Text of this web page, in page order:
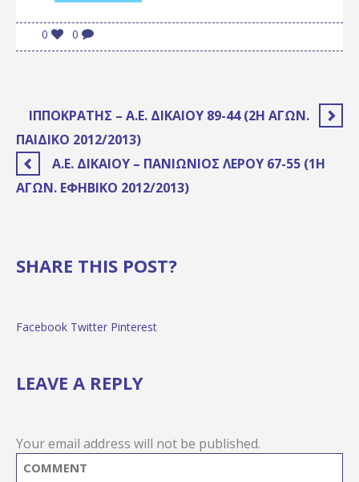
0
0
ΙΠΠΟΚΡΆΤΗΣ – Α.Ε. ΔΙΚΑΊΟΥ 89-44 (2Η ΑΓΩΝ.
ΠΑΙΔΙΚΌ 2012/2013)
Α.Ε. ΔΙΚΑΊΟΥ – ΠΑΝΙΏΝΙΟΣ ΛΈΡΟΥ 67-55 (1Η
ΑΓΩΝ. ΕΦΗΒΙΚΌ 2012/2013)
SHARE THIS POST?
Facebook Twitter Pinterest
LEAVE A REPLY
Your email address will not be published.